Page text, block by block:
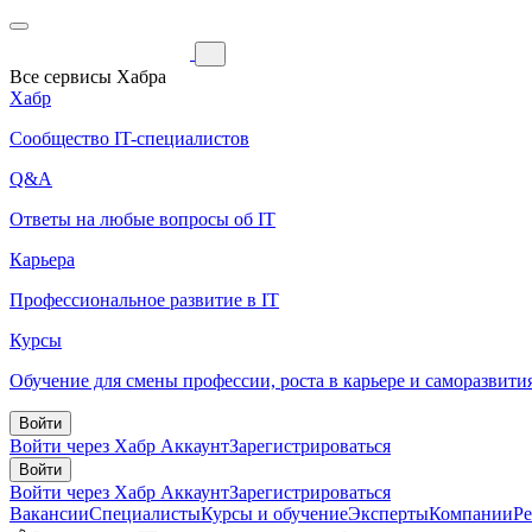
Все сервисы Хабра
Хабр
Сообщество IT-специалистов
Q&A
Ответы на любые вопросы об IT
Карьера
Профессиональное развитие в IT
Курсы
Обучение для смены профессии, роста в карьере и
Войти
Войти через Хабр АккаунтЗарегистрироваться
Войти
Войти через Хабр АккаунтЗарегистрироваться
ВакансииСпециалистыКурсы и обучениеЭкспертыКомпании